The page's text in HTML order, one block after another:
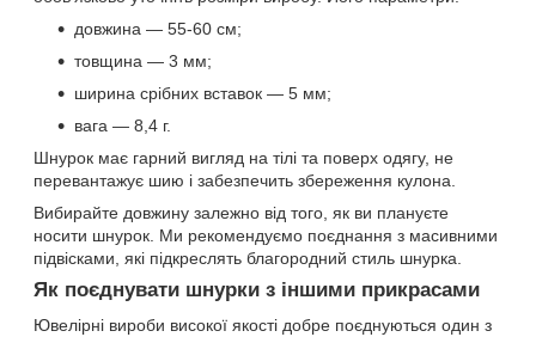
довжина — 55-60 см;
товщина — 3 мм;
ширина срібних вставок — 5 мм;
вага — 8,4 г.
Шнурок має гарний вигляд на тілі та поверх одягу, не
перевантажує шию і забезпечить збереження кулона.
Вибирайте довжину залежно від того, як ви плануєте
носити шнурок. Ми рекомендуємо поєднання з масивними
підвісками, які підкреслять благородний стиль шнурка.
Як поєднувати шнурки з іншими прикрасами
Ювелірні вироби високої якості добре поєднуються один з